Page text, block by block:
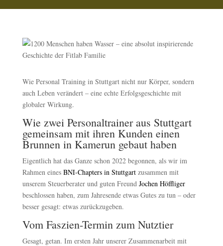
Wie Personal Training in Stuttgart nicht nur Körper, sondern
auch Leben verändert – eine echte Erfolgsgeschichte mit
globaler Wirkung.
Wie zwei Personaltrainer aus Stuttgart
gemeinsam mit ihren Kunden einen
Brunnen in Kamerun gebaut haben
Eigentlich hat das Ganze schon 2022 begonnen, als wir im
Rahmen eines BNI-Chapters in Stuttgartzusammen mit
unserem Steuerberater und guten Freund Jochen Höffliger
beschlossen haben, zum Jahresende etwas Gutes zu tun – oder
besser gesagt: etwas zurückzugeben.
Vom Faszien-Termin zum Nutztier
Gesagt, getan. Im ersten Jahr unserer Zusammenarbeit mit